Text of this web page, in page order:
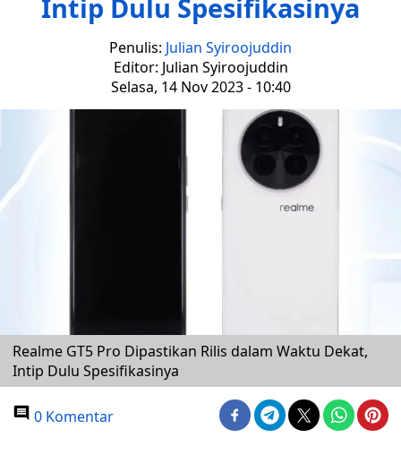
Intip Dulu Spesifikasinya
Penulis: Julian Syiroojuddin
Editor: Julian Syiroojuddin
Selasa, 14 Nov 2023 - 10:40
Realme GT5 Pro Dipastikan Rilis dalam Waktu Dekat,
Intip Dulu Spesifikasinya
0 Komentar